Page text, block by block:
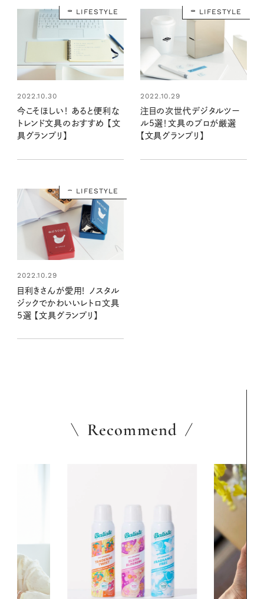
LIFESTYLE
2022.10.30
今こそほしい！ あると便利な
トレンド文具のおすすめ 【文
具グランプリ】
LIFESTYLE
2022.10.29
注目の次世代デジタルツー
ル5選！文具のプロが厳選
【文具グランプリ】
LIFESTYLE
2022.10.29
目利きさんが愛用！ ノスタル
ジックでかわいいレトロ文具
5選 【文具グランプリ】
Recommend